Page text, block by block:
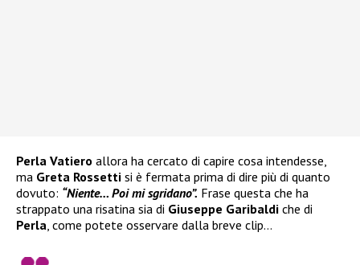
Perla Vatiero allora ha cercato di capire cosa intendesse,
ma Greta Rossetti si è fermata prima di dire più di quanto
dovuto: “Niente… Poi mi sgridano”. Frase questa che ha
strappato una risatina sia di Giuseppe Garibaldi che di
Perla, come potete osservare dalla breve clip…